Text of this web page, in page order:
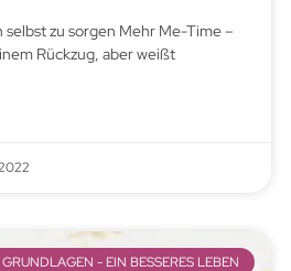
zu sorgen Mehr Me-Time –
Rückzug, aber weißt
GRUNDLAGEN - EIN BESSERES LEBEN